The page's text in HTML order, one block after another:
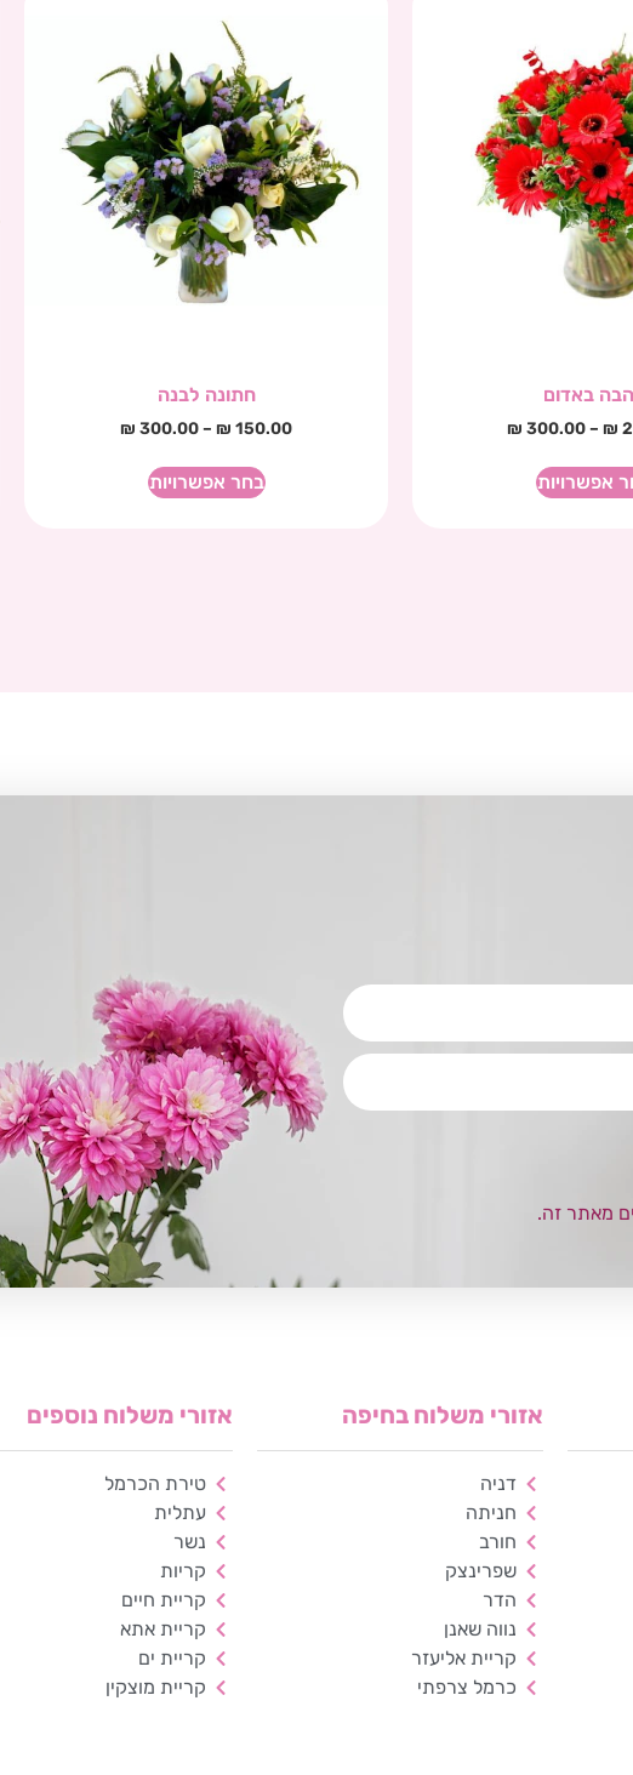
באדום
₪
–
₪ 300.00
אפשרויות
חתונה לבנה
₪ 150.00
–
₪ 300.00
בחר אפשרויות
מאתר זה.
אזורי משלוח בחיפה
דניה
חניתה
חורב
שפרינצק
הדר
נווה שאנן
קריית אליעזר
כרמל צרפתי
אזורי משלוח נוספים
טירת הכרמל
עתלית
נשר
קריות
קריית חיים
קריית אתא
קריית ים
קריית מוצקין